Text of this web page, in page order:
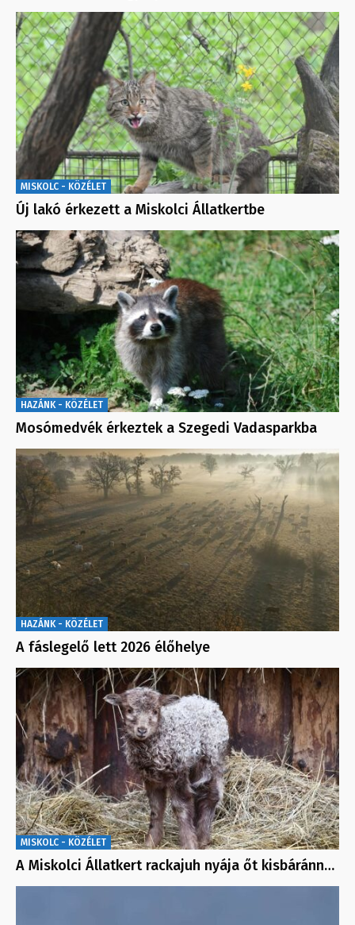
MISKOLC - KÖZÉLET
Új lakó érkezett a Miskolci Állatkertbe
HAZÁNK - KÖZÉLET
Mosómedvék érkeztek a Szegedi Vadasparkba
HAZÁNK - KÖZÉLET
A fáslegelő lett 2026 élőhelye
MISKOLC - KÖZÉLET
A Miskolci Állatkert rackajuh nyája őt kisbáránn…